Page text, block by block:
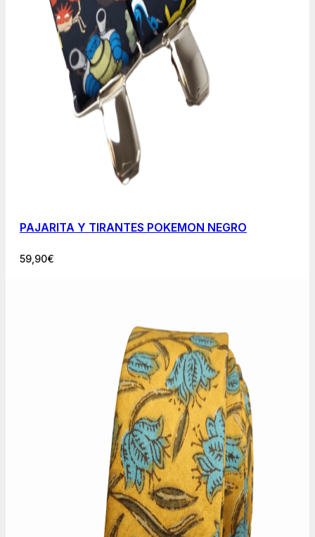
PAJARITA Y TIRANTES POKEMON NEGRO
59,90€